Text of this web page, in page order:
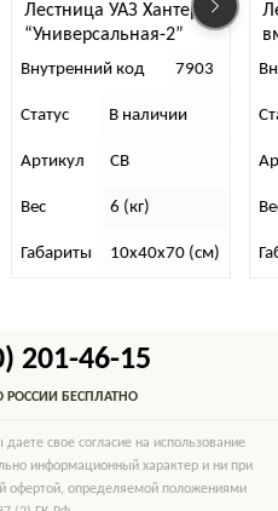
Лестница УАЗ Хантер,
“Универсальная-2”
Внутренний код 7903
Статус В наличии
Артикул
Вес 6 (кг)
Габариты 10х40х70 (см)
Вес
201-46-15
РОССИИ БЕСПЛАТНО
свое согласие на использование
информационный характер и ни при
офертой, определяемой положениями